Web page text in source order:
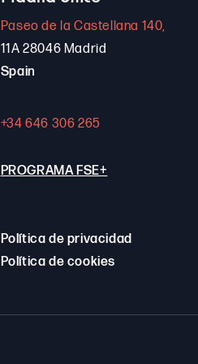
Paseo de la Castellana 140,
11A 28046 Madrid
Spain
+34 646 306 265
PROGRAMA FSE+
Política de privacidad
Política de cookies